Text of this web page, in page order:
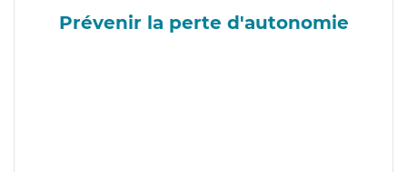
Prévenir la perte d'autonomie